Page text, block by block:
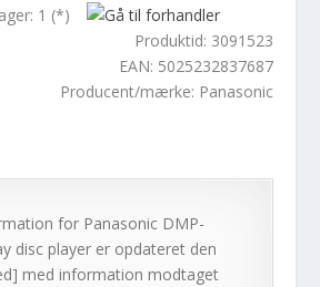
1 (*)
Produktid: 3091523
EAN: 5025232837687
Producent/mærke: Panasonic
for Panasonic DMP-
disc player er opdateret den
med information modtaget